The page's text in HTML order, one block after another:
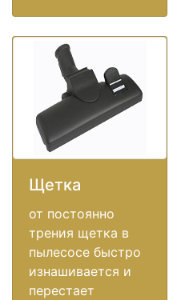
Щетка
от постоянно
трения щетка в
пылесосе быстро
изнашивается и
перестает